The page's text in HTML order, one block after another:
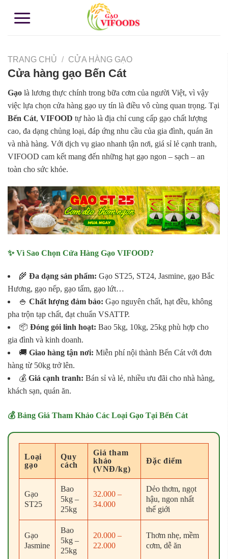
TRANG CHỦ / CỬA HÀNG GẠO
Cửa hàng gạo Bến Cát
Gạo là lương thực chính trong bữa cơm của người Việt, vì vậy
việc lựa chọn cửa hàng gạo uy tín là điều vô cùng quan trọng. Tại
Bến Cát, VIFOOD tự hào là địa chỉ cung cấp gạo chất lượng
cao, đa dạng chủng loại, đáp ứng nhu cầu của gia đình, quán ăn
và nhà hàng. Với dịch vụ giao nhanh tận nơi, giá sỉ lẻ cạnh tranh,
VIFOOD cam kết mang đến những hạt gạo ngon – sạch – an
toàn cho sức khỏe.
✨ Vì Sao Chọn Cửa Hàng Gạo VIFOOD?
🌾 Đa dạng sản phẩm: Gạo ST25, ST24, Jasmine, gạo Bắc
Hương, gạo nếp, gạo tấm, gạo lứt…
🍚 Chất lượng đảm bảo: Gạo nguyên chất, hạt đều, không
pha trộn tạp chất, đạt chuẩn VSATTP.
📦 Đóng gói linh hoạt: Bao 5kg, 10kg, 25kg phù hợp cho
gia đình và kinh doanh.
🚚 Giao hàng tận nơi: Miễn phí nội thành Bến Cát với đơn
hàng từ 50kg trở lên.
💰 Giá cạnh tranh: Bán sỉ và lẻ, nhiều ưu đãi cho nhà hàng,
khách sạn, quán ăn.
💰 Bảng Giá Tham Khảo Các Loại Gạo Tại Bến Cát
Loại
gạo
Quy
cách
Giá tham
khảo
(VNĐ/kg)
Đặc điểm
Gạo
ST25
Bao
5kg –
25kg
32.000 –
34.000
Dẻo thơm, ngọt
hậu, ngon nhất
thế giới
Gạo
Jasmine
Bao
5kg –
25kg
20.000 –
22.000
Thơm nhẹ, mềm
cơm, dễ ăn